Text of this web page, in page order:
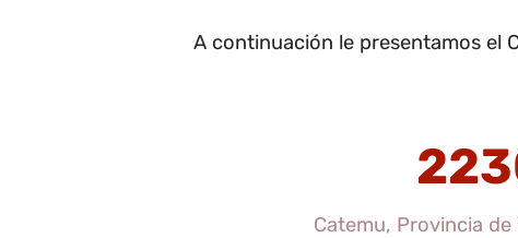
A continuación le presentamos el
Catemu, Provincia